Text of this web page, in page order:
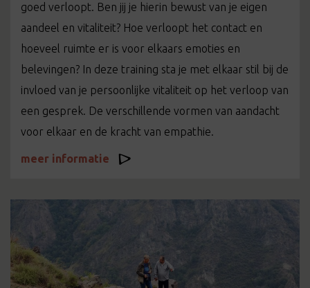
goed verloopt. Ben jij je hierin bewust van je eigen
aandeel en vitaliteit? Hoe verloopt het contact en
hoeveel ruimte er is voor elkaars emoties en
belevingen? In deze training sta je met elkaar stil bij de
invloed van je persoonlijke vitaliteit op het verloop van
een gesprek. De verschillende vormen van aandacht
voor elkaar en de kracht van empathie.
meer informatie